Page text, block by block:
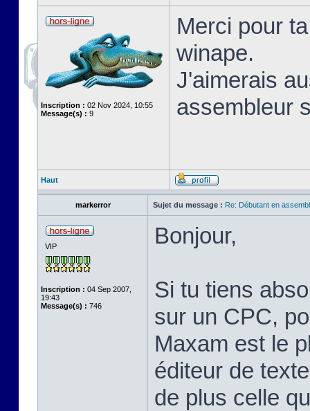
Inscription : 02 Nov 2024, 10:55
Message(s) : 9
Merci pour
winape.
J'aimerais
assembleur
Haut
markerror Sujet du message : Re: Débutant en
VIP
Inscription : 04 Sep 2007,
19:43
Message(s) : 746
Bonjour,
Si tu tiens
sur un CPC,
Maxam est le
éditeur de
de plus celle